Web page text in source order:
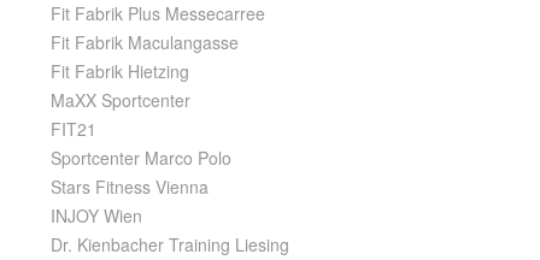
Fit Fabrik Plus Messecarree
Fit Fabrik Maculangasse
Fit Fabrik Hietzing
MaXX Sportcenter
FIT21
Sportcenter Marco Polo
Stars Fitness Vienna
INJOY Wien
Dr. Kienbacher Training Liesing